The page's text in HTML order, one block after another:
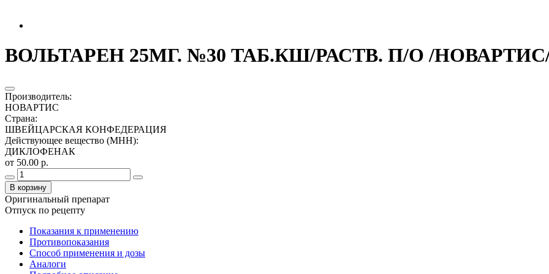
ВОЛЬТАРЕН 25МГ. №30 ТАБ.КШ/РАСТВ. П/О /
Производитель:
НОВАРТИС
Страна:
ШВЕЙЦАРСКАЯ КОНФЕДЕРАЦИЯ
Действующее вещество (МНН):
ДИКЛОФЕНАК
от 50.00 р.
В корзину
Оригинальный препарат
Отпуск по рецепту
Показания к применению
Противопоказания
Способ применения и дозы
Аналоги